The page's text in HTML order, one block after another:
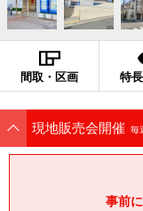
間取・区画 特
現地販売会開催 毎
事前